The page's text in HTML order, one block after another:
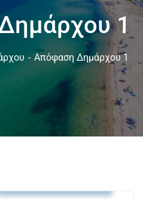
1
Απόφαση Δημάρχου 1